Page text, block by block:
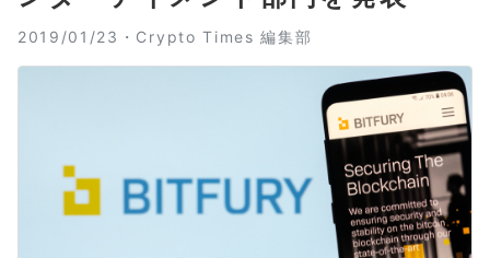
2019/01/23・ Crypto Times 編集部